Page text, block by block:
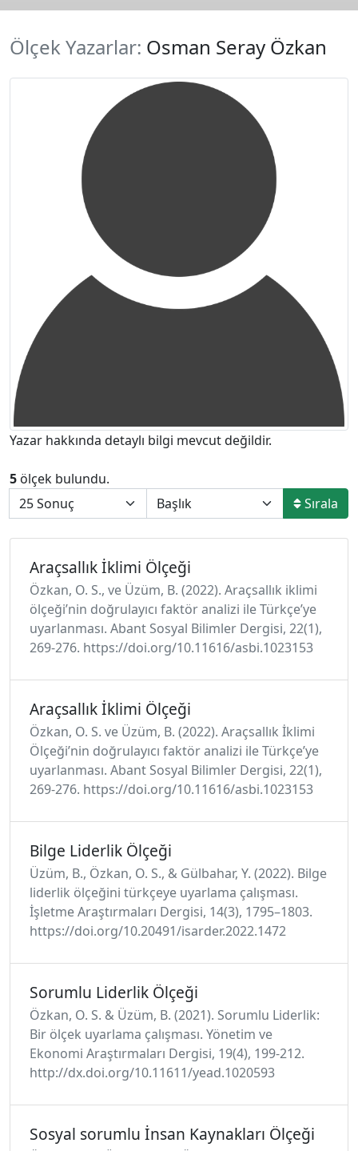
Ölçek Yazarlar: Osman Seray Özkan
Yazar hakkında detaylı bilgi mevcut değildir.
5 ölçek bulundu.
Sırala
Araçsallık İklimi Ölçeği
Özkan, O. S., ve Üzüm, B. (2022). Araçsallık iklimi
ölçeği’nin doğrulayıcı faktör analizi ile Türkçe’ye
uyarlanması. Abant Sosyal Bilimler Dergisi, 22(1),
269-276. https://doi.org/10.11616/asbi.1023153
Araçsallık İklimi Ölçeği
Özkan, O. S. ve Üzüm, B. (2022). Araçsallık İklimi
Ölçeği’nin doğrulayıcı faktör analizi ile Türkçe’ye
uyarlanması. Abant Sosyal Bilimler Dergisi, 22(1),
269-276. https://doi.org/10.11616/asbi.1023153
Bilge Liderlik Ölçeği
Üzüm, B., Özkan, O. S., & Gülbahar, Y. (2022). Bilge
liderlik ölçeğini türkçeye uyarlama çalışması.
İşletme Araştırmaları Dergisi, 14(3), 1795–1803.
https://doi.org/10.20491/isarder.2022.1472
Sorumlu Liderlik Ölçeği
Özkan, O. S. & Üzüm, B. (2021). Sorumlu Liderlik:
Bir ölçek uyarlama çalışması. Yönetim ve
Ekonomi Araştırmaları Dergisi, 19(4), 199-212.
http://dx.doi.org/10.11611/yead.1020593
Sosyal sorumlu İnsan Kaynakları Ölçeği